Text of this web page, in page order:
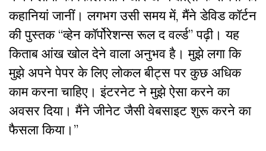
कहानियां जानीं। लगभग उसी समय में, मैंने डेविड कॉर्टन
की पुस्तक “व्हेन कॉर्पोरेशन्स रूल द वर्ल्ड” पढ़ी। यह
किताब आंख खोल देने वाला अनुभव है। मुझे लगा कि
मुझे अपने पेपर के लिए लोकल बीट्स पर कुछ अधिक
काम करना चाहिए। इंटरनेट ने मुझे ऐसा करने का
अवसर दिया। मैंने जीनेट जैसी वेबसाइट शुरू करने का
फैसला किया।’’